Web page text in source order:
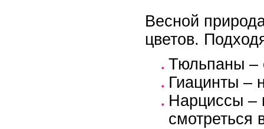
Весной
цветов.
Тюльпаны –
Гиацинты –
Нарциссы –
смотреться